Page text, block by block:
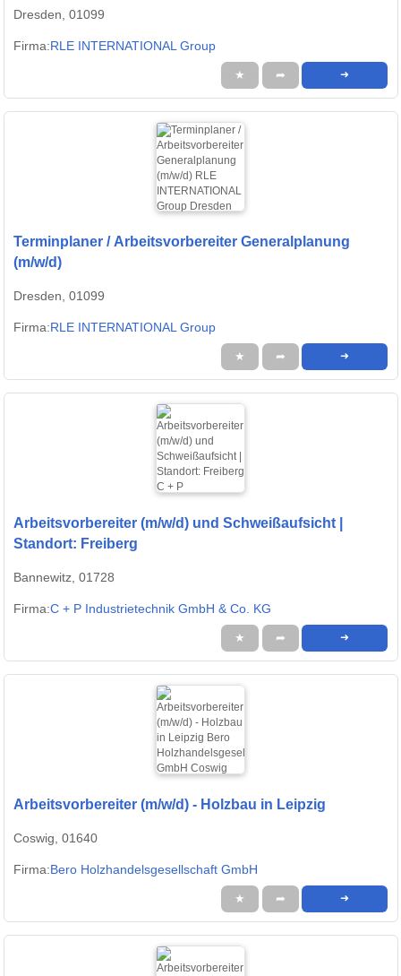
Dresden, 01099
Firma:RLE INTERNATIONAL Group
★ ➦ ➜
Terminplaner / Arbeitsvorbereiter Generalplanung
(m/w/d)
Dresden, 01099
Firma:RLE INTERNATIONAL Group
★ ➦ ➜
Arbeitsvorbereiter (m/w/d) und Schweißaufsicht |
Standort: Freiberg
Bannewitz, 01728
Firma:C + P Industrietechnik GmbH & Co. KG
★ ➦ ➜
Arbeitsvorbereiter (m/w/d) - Holzbau in Leipzig
Coswig, 01640
Firma:Bero Holzhandelsgesellschaft GmbH
★ ➦ ➜